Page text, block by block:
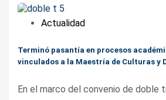
Actualidad
Terminó pasantía en procesos
vinculados a la Maestría de Culturas y
En el marco del convenio de doble